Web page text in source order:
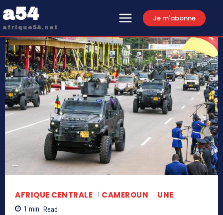
a54
afrique54.net
Je m'abonne
AFRIQUE CENTRALE CAMEROUN UNE
1 min. Read